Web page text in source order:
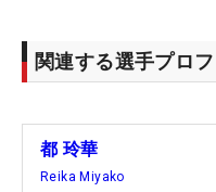
関連する選手プロ
都 玲華
Reika Miyako